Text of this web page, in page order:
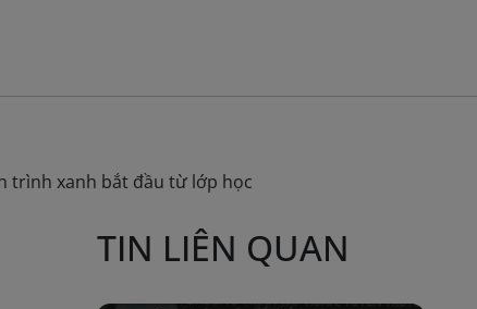
trình xanh bắt đầu từ lớp học
TIN LIÊN QUAN